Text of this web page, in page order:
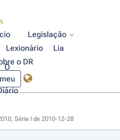
Legislação
Lexionário
Lia
o DR
O
meu
Série I de 2010-12-28